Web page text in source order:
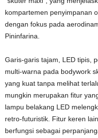
kompartemen penyimpanan
dengan fokus pada
Pininfarina.
Garis-garis tajam, LED tipis,
multi-warna pada bodywork
yang kuat tanpa melihat
mungkin merupakan fitur
lampu belakang LED
retro-futuristik. Fitur keren
berfungsi sebagai